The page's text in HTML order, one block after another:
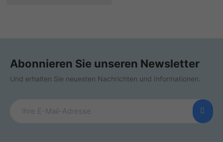
Abonnieren Sie unseren Newsletter
Und erhalten Sie neuesten Nachrichten und Informationen.